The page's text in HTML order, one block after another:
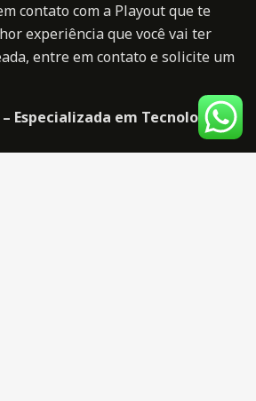
contato com a Playout que te
experiência que você vai ter
entre em contato e solicite um
– Especializada em Tecnologias